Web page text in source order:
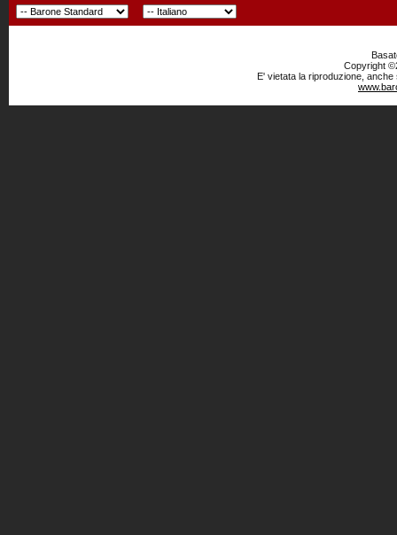
Copyright
E' vietata la riproduzione,